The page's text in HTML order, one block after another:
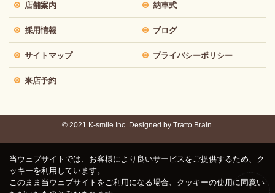
店舗案内 納車式
採用情報 ブログ
サイトマップ プライバシーポリシー
来店予約
© 2021 K-smile Inc. Designed by Tratto Brain.
当ウェブサイトでは、お客様により良いサービスをご提供するため、ク
ッキーを利用しています。
このまま当ウェブサイトをご利用になる場合、クッキーの使用に同意い